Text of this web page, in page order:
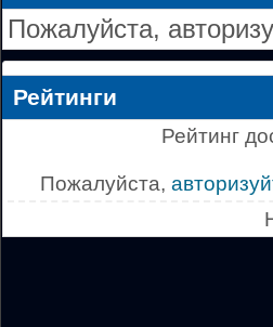
Пожалуйста,
Рейтинги
Рейтинг
Пожалуйста,